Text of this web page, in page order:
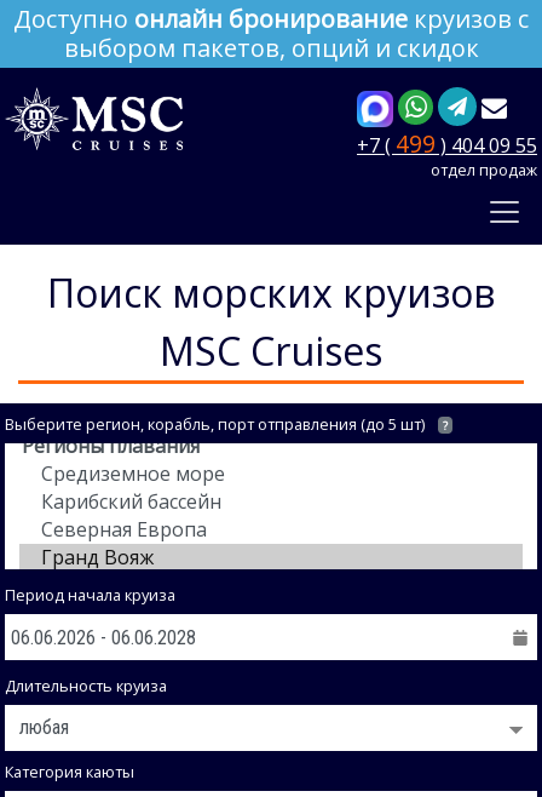
Доступно онлайн бронирование круизов с
выбором пакетов, опций и скидок
+7 ( 499 ) 404 09 55
отдел продаж
Поиск морских круизов
MSC Cruises
Выберите регион, корабль, порт отправления (до 5 шт) ?
Период начала круиза
Длительность круиза
Категория каюты